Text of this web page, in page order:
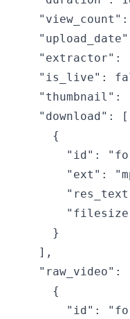
"extractor":
"is_live":
"thumbnail":
    "download": [
      {
"id":
"ext":
      }
    ],
"raw_video":
      {
"id":